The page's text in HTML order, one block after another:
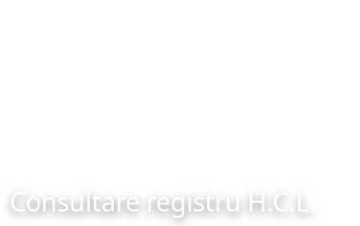
Consultare registru H.C.L.